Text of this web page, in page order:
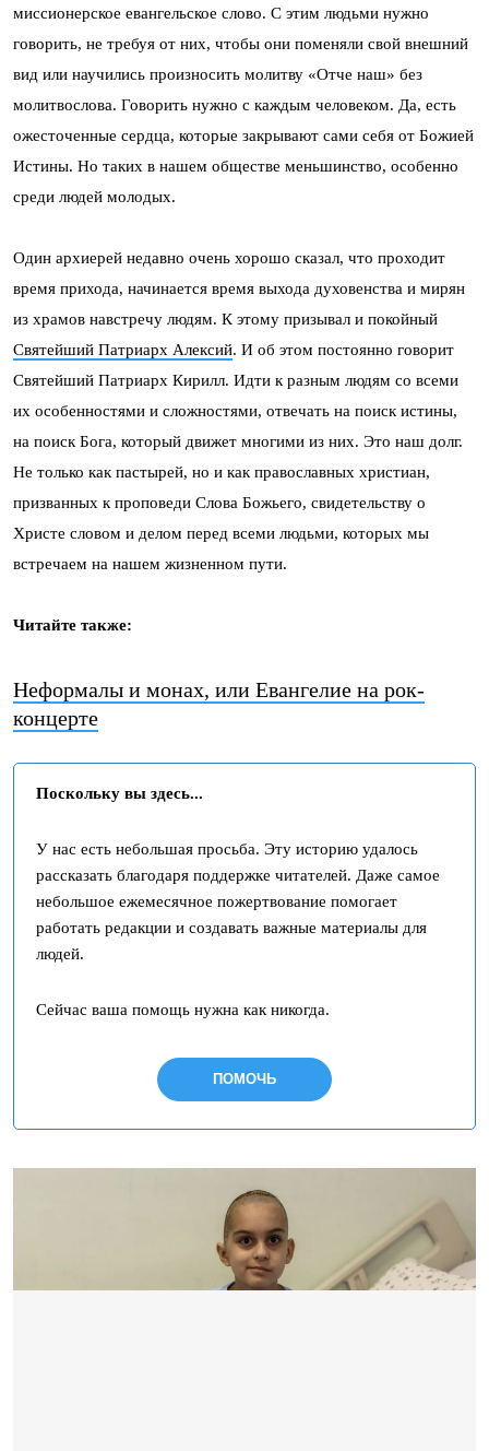
миссионерское евангельское слово. С этим людьми нужно
говорить, не требуя от них, чтобы они поменяли свой внешний
вид или научились произносить молитву «Отче наш» без
молитвослова. Говорить нужно с каждым человеком. Да, есть
ожесточенные сердца, которые закрывают сами себя от Божией
Истины. Но таких в нашем обществе меньшинство, особенно
среди людей молодых.
Один архиерей недавно очень хорошо сказал, что проходит
время прихода, начинается время выхода духовенства и мирян
из храмов навстречу людям. К этому призывал и покойный
Святейший Патриарх Алексий. И об этом постоянно говорит
Святейший Патриарх Кирилл. Идти к разным людям со всеми
их особенностями и сложностями, отвечать на поиск истины,
на поиск Бога, который движет многими из них. Это наш долг.
Не только как пастырей, но и как православных христиан,
призванных к проповеди Слова Божьего, свидетельству о
Христе словом и делом перед всеми людьми, которых мы
встречаем на нашем жизненном пути.
Читайте также:
Неформалы и монах, или Евангелие на рок-
концерте
Поскольку вы здесь...
У нас есть небольшая просьба. Эту историю удалось
рассказать благодаря поддержке читателей. Даже самое
небольшое ежемесячное пожертвование помогает
работать редакции и создавать важные материалы для
людей.
Сейчас ваша помощь нужна как никогда.
ПОМОЧЬ